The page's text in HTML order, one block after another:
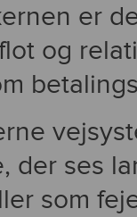
er
og
der ses
som